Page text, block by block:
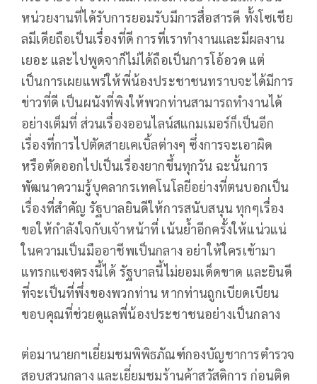
หน่วยงานที่ได้รับการยอมรับมีการสื่อสารดี ทั้งโซเชีย
ลมีเดียถือเป็นเรื่องที่ดี การที่เราทำงานและมีผลงาน
เยอะ และไปพูดจาก็ไม่ได้ถือเป็นการโอ้อวด แต่
เป็นการเผยแพร่ให้พี่น้องประชาชนทราบจะได้มีการ
ข่าวที่ดี เป็นผนังที่พิงให้พวกท่านสามารถทำงานได้
อย่างเต็มที่ ส่วนเรื่องออนไลน์สแกมเมอร์ก็เป็นอีก
เรื่องที่การไปตัดสายเคเบิ้ลต่างๆ ซึ่งการจะเอาผิด
หรือตัดออกไปเป็นเรื่องยากขึ้นทุกวัน ฉะนั้นการ
พัฒนาความรู้บุคลากรเทคโนโลยีอย่างที่ตนบอกเป็น
เรื่องที่สำคัญ รัฐบาลยินดีให้การสนับสนุน ทุกๆเรื่อง
ขอให้กำลังใจกับเจ้าหน้าที่ เน้นย้ำอีกครั้งให้แน่วแน่
ในความเป็นมืออาชีพเป็นกลาง อย่าให้ใครเข้ามา
แทรกแซงตรงนี้ได้ รัฐบาลนี้ไม่ยอมเด็ดขาด และยินดี
ที่จะเป็นที่พึ่งของพวกท่าน หากท่านถูกเบียดเบียน
ขอบคุณที่ช่วยดูแลพี่น้องประชาชนอย่างเป็นกลาง
ต่อมานายกฯเยี่ยมชมพิพิธภัณฑ์กองบัญชาการตำรวจ
สอบสวนกลาง และเยี่ยมชมร้านค้าสวัสดิการ ก่อนติด